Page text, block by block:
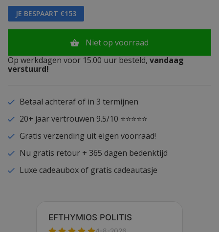
JE BESPAART €153
Niet op voorraad
Op werkdagen voor 15.00 uur besteld, vandaag
verstuurd!
Betaal achteraf of in 3 termijnen
20+ jaar vertrouwen 9.5/10 ⭐⭐⭐⭐⭐
Gratis verzending uit eigen voorraad!
Nu gratis retour + 365 dagen bedenktijd
Luxe cadeaubox of gratis cadeautasje